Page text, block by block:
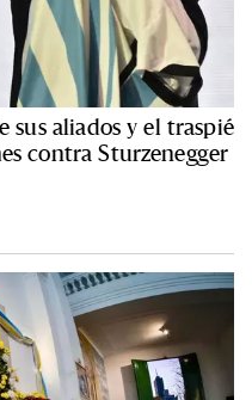
aliados y el traspié
contra Sturzenegger